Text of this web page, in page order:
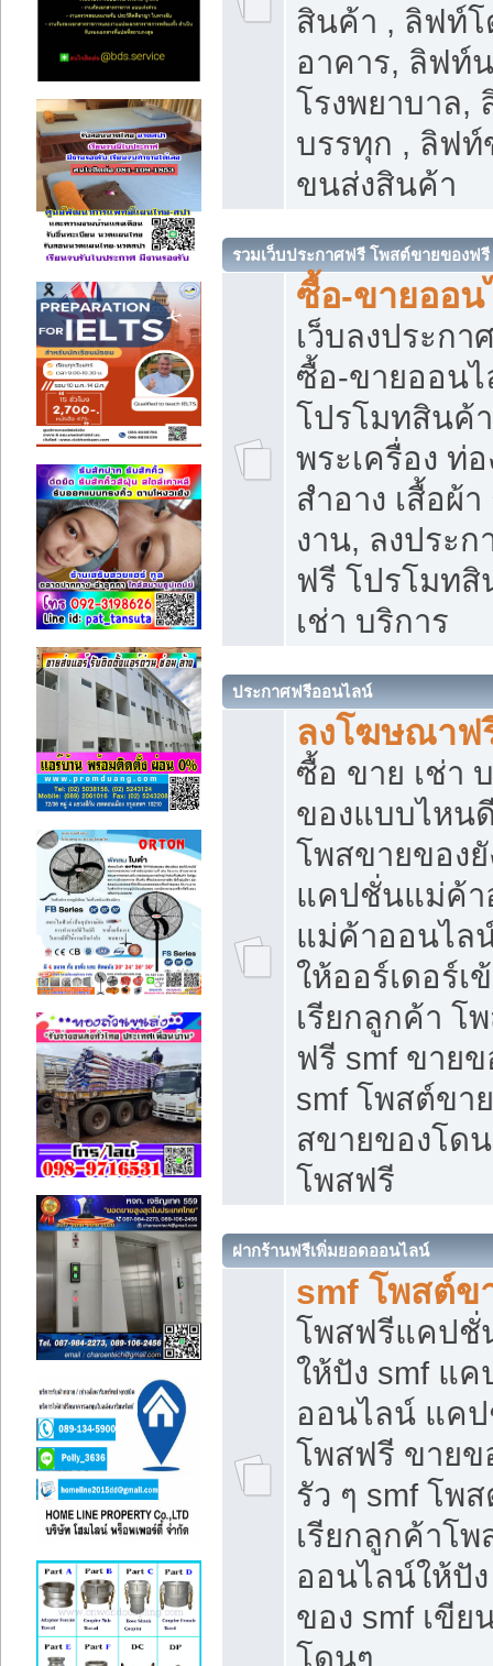
สินค้า , ลิฟท์
อาคาร, ลิฟท์
โรงพยาบาล,
บรรทุก , ลิฟ
ขนส่งสินค้า
รวมเว็บประกาศฟรี โพสต์ขายของฟรี
ซื้อ-ขายออน
เว็บลงประก
ซื้อ-ขายออน
โปรโมทสินค้
พระเครื่อง ท่อ
สำอาง เสื้อผ้
งาน, ลงประ
ฟรี โปรโมท
เช่า บริการ
ประกาศฟรีออนไลน์
ลงโฆษณาฟ
ซื้อ ขาย เช่า
ของแบบไหน
โพสขายของยั
แคปชั่นแม่ค้
แม่ค้าออนไล
ให้ออร์เดอร์เ
เรียกลูกค้า โ
ฟรี smf ขาย
smf โพสต์ขา
สขายของโด
โพสฟรี
ฝากร้านฟรีเพิ่มยอดออนไลน์
smf โพสต์ข
โพสฟรีแคปชั่
ให้ปัง smf แ
ออนไลน์ แค
โพสฟรี ขายข
รัว ๆ smf โพ
เรียกลูกค้าโ
ออนไลน์ให้ปั
ของ smf เขี
โดนๆ